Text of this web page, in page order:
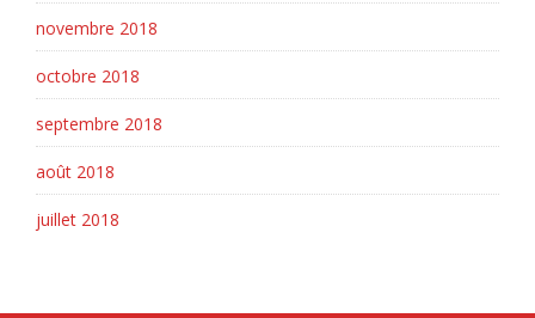
novembre 2018
octobre 2018
septembre 2018
août 2018
juillet 2018